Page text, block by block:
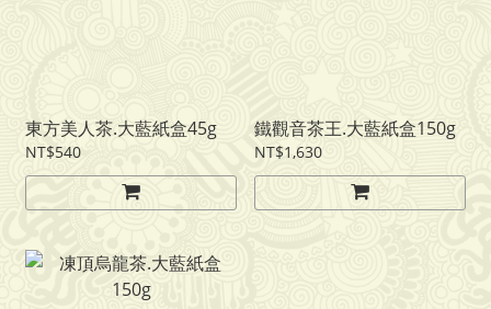
東方美人茶.大藍紙盒45g
NT$540
鐵觀音茶王.大藍紙盒150g
NT$1,630